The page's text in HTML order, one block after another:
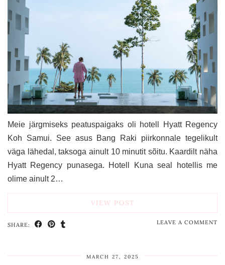
Meie järgmiseks peatuspaigaks oli hotell Hyatt Regency
Koh Samui. See asus Bang Raki piirkonnale tegelikult
väga lähedal, taksoga ainult 10 minutit sõitu. Kaardilt näha
Hyatt Regency punasega. Hotell Kuna seal hotellis me
olime ainult 2…
VIEW POST
SHARE: LEAVE A COMMENT
MARCH 27, 2025